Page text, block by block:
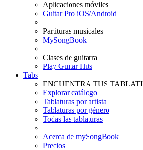
Aplicaciones móviles
Guitar Pro iOS/Android
Partituras musicales
MySongBook
Clases de guitarra
Play Guitar Hits
Tabs
ENCUENTRA TUS
Explorar catálogo
Tablaturas por artista
Tablaturas por género
Todas las tablaturas
Acerca de mySongBook
Precios